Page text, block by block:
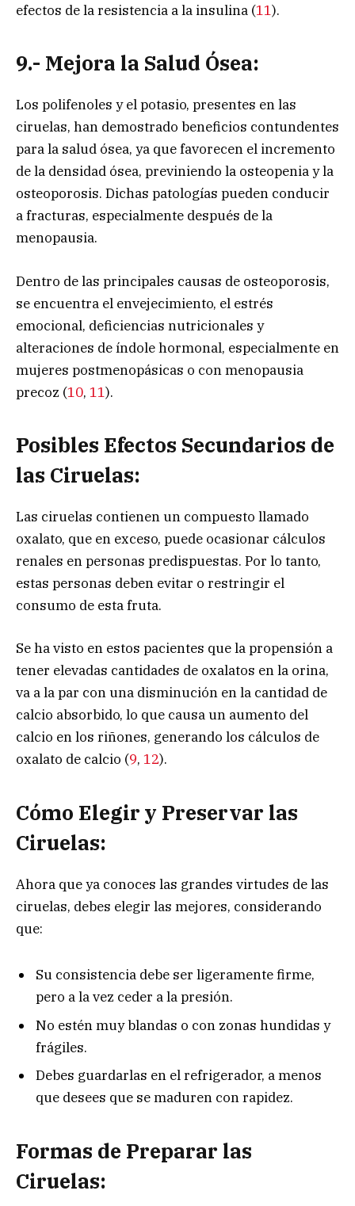
efectos de la resistencia a la insulina (11).
9.- Mejora la Salud Ósea:
Los polifenoles y el potasio, presentes en las
ciruelas, han demostrado beneficios contundentes
para la salud ósea, ya que favorecen el incremento
de la densidad ósea, previniendo la osteopenia y la
osteoporosis. Dichas patologías pueden conducir
a fracturas, especialmente después de la
menopausia.
Dentro de las principales causas de osteoporosis,
se encuentra el envejecimiento, el estrés
emocional, deficiencias nutricionales y
alteraciones de índole hormonal, especialmente en
mujeres postmenopásicas o con menopausia
precoz (10, 11).
Posibles Efectos Secundarios de
las Ciruelas:
Las ciruelas contienen un compuesto llamado
oxalato, que en exceso, puede ocasionar cálculos
renales en personas predispuestas. Por lo tanto,
estas personas deben evitar o restringir el
consumo de esta fruta.
Se ha visto en estos pacientes que la propensión a
tener elevadas cantidades de oxalatos en la orina,
va a la par con una disminución en la cantidad de
calcio absorbido, lo que causa un aumento del
calcio en los riñones, generando los cálculos de
oxalato de calcio (9, 12).
Cómo Elegir y Preservar las
Ciruelas:
Ahora que ya conoces las grandes virtudes de las
ciruelas, debes elegir las mejores, considerando
que:
Su consistencia debe ser ligeramente firme,
pero a la vez ceder a la presión.
No estén muy blandas o con zonas hundidas y
frágiles.
Debes guardarlas en el refrigerador, a menos
que desees que se maduren con rapidez.
Formas de Preparar las
Ciruelas: